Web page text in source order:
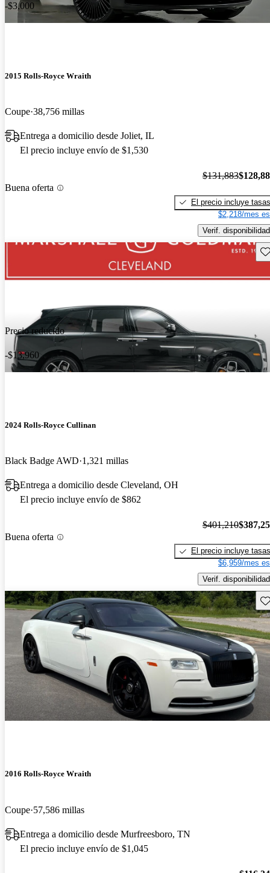
-$3,000
2015 Rolls-Royce Wraith
Coupe 38,756 millas
Entrega a domicilio desde Joliet, IL
El precio incluye envío de $1,530
Buena oferta
$131,883
El precio incluye tasas
$2,218/mes
Verif. disponibilidad
Precio reducido
-$13,960
2024 Rolls-Royce Cullinan
Black Badge AWD 1,321 millas
Entrega a domicilio desde Cleveland, OH
El precio incluye envío de $862
Buena oferta
$401,210
El precio incluye tasas
$6,959/mes
Verif. disponibilidad
2016 Rolls-Royce Wraith
Coupe 57,586 millas
Entrega a domicilio desde Murfreesboro, TN
El precio incluye envío de $1,045